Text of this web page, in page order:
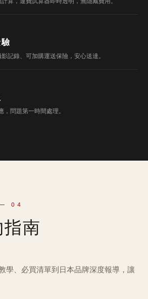
記錄、可加購運送保險，安心送達。
，問題第一時間處理。
04
南
學、必買清單到日本品牌深度報導，讓